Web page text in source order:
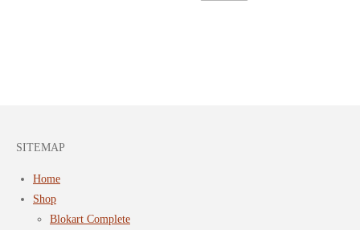
SITEMAP
Home
Shop
Blokart Complete